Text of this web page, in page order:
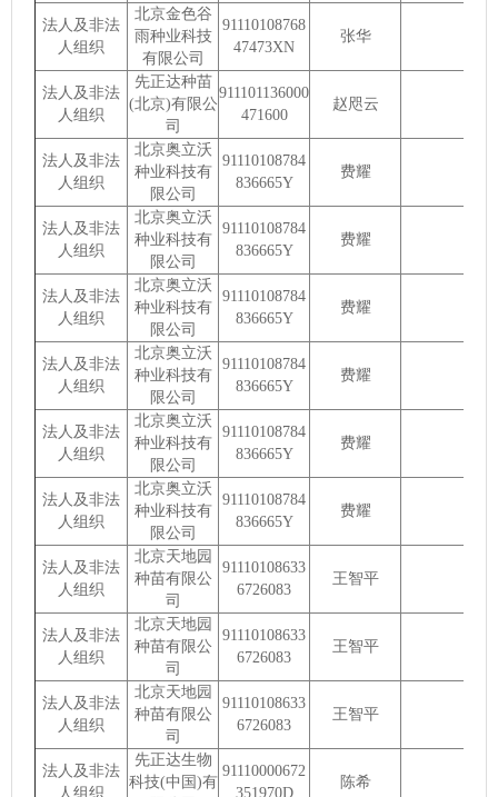
法人及非法
人组织
北京金色谷
雨种业科技
有限公司
91110108768
47473XN
张华
法人及非法
人组织
先正达种苗
(北京)有限公
司
911101136000
471600
赵咫云
法人及非法
人组织
北京奥立沃
种业科技有
限公司
91110108784
836665Y
费耀
法人及非法
人组织
北京奥立沃
种业科技有
限公司
91110108784
836665Y
费耀
法人及非法
人组织
北京奥立沃
种业科技有
限公司
91110108784
836665Y
费耀
法人及非法
人组织
北京奥立沃
种业科技有
限公司
91110108784
836665Y
费耀
法人及非法
人组织
北京奥立沃
种业科技有
限公司
91110108784
836665Y
费耀
法人及非法
人组织
北京奥立沃
种业科技有
限公司
91110108784
836665Y
费耀
法人及非法
人组织
北京天地园
种苗有限公
司
91110108633
6726083
王智平
法人及非法
人组织
北京天地园
种苗有限公
司
91110108633
6726083
王智平
法人及非法
人组织
北京天地园
种苗有限公
司
91110108633
6726083
王智平
法人及非法
人组织
先正达生物
科技(中国)有
91110000672
351970D
陈希